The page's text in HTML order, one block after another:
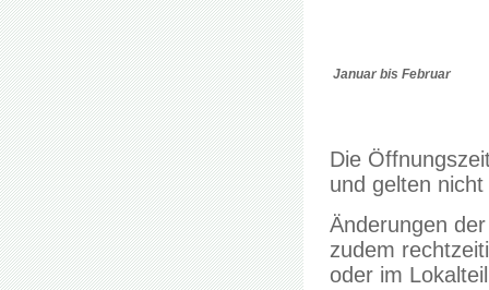
Januar bis Februar
Die
und gelten
Änderungen
zudem
oder im